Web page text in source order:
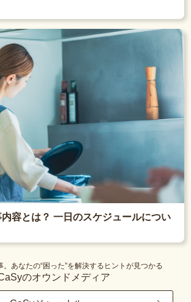
容とは？ 一日のスケジュールについ
。あなたの“困った”を解決するヒントが見つかる
のオウンドメディア